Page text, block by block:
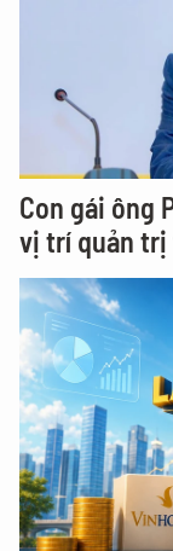
Con gái ông
vị trí quản trị